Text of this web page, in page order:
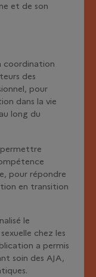
et de son
coordination
des
pour
dans la vie
long du
permettre
pour répondre
en transition
le
chez les
a permis
soin des AJA,